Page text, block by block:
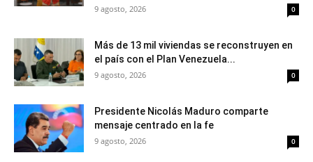
9 agosto, 2026 0
Más de 13 mil viviendas se reconstruyen en
el país con el Plan Venezuela...
9 agosto, 2026 0
Presidente Nicolás Maduro comparte
mensaje centrado en la fe
9 agosto, 2026 0